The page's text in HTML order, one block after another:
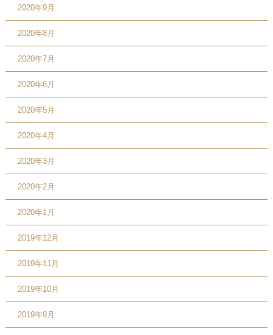
2020年9月
2020年8月
2020年7月
2020年6月
2020年5月
2020年4月
2020年3月
2020年2月
2020年1月
2019年12月
2019年11月
2019年10月
2019年9月